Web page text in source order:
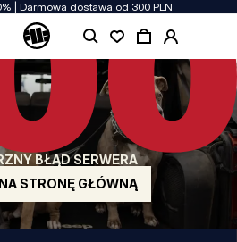
| Darmowa dostawa od 300 PLN
BŁĄD SERWERA
STRONĘ GŁÓWNĄ
PRIORYTET
z pasją! Nie idziemy na kompromis w kwestiach
materiałów i dbałości o detal.
Diego z poczatku lat 90-tych XX wieku. Nasz styl jest
fighterzy i uparci indywidualiści.